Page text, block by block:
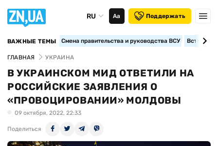
RU Аа Поддержать
ВАЖНЫЕ ТЕМЫ Смена правительства и руководства ВСУ
ГЛАВНАЯ УКРАИНА
В УКРАИНСКОМ МИД ОТВЕТИЛИ НА
РОССИЙСКИЕ ЗАЯВЛЕНИЯ О
«ПРОВОЦИРОВАНИИ» МОЛДОВЫ
09 октября, 2022, 22:33
Поделиться